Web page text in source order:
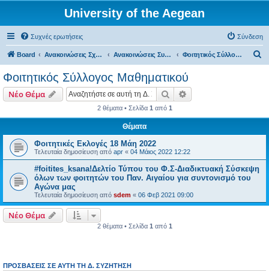
University of the Aegean
Συχνές ερωτήσεις Σύνδεση
Board Ανακοινώσεις Σχολών, Τμημάτων, Συλλόγων & Υπηρεσιών Ανακοινώσεις Συλλόγων Φοιτητικός Σύλλογος Μαθηματικού
Φοιτητικός Σύλλογος Μαθηματικού
Νέο Θέμα Αναζήτηση
2 θέματα • Σελίδα 1 από 1
Θέματα
Φοιτητικές Εκλογές 18 Μάη 2022
Τελευταία δημοσίευση από apr « 04 Μάιος 2022 12:22
#foitites_ksana!Δελτίο Τύπου του Φ.Σ-Διαδικτυακή Σύσκεψη
όλων των φοιτητών του Παν. Αιγαίου για συντονισμό του
Αγώνα μας
Τελευταία δημοσίευση από sdem « 06 Φεβ 2021 09:00
Νέο Θέμα
2 θέματα • Σελίδα 1 από 1
ΠΡΟΣΒΆΣΕΙΣ ΣΕ ΑΥΤΉ ΤΗ Δ. ΣΥΖΉΤΗΣΗ